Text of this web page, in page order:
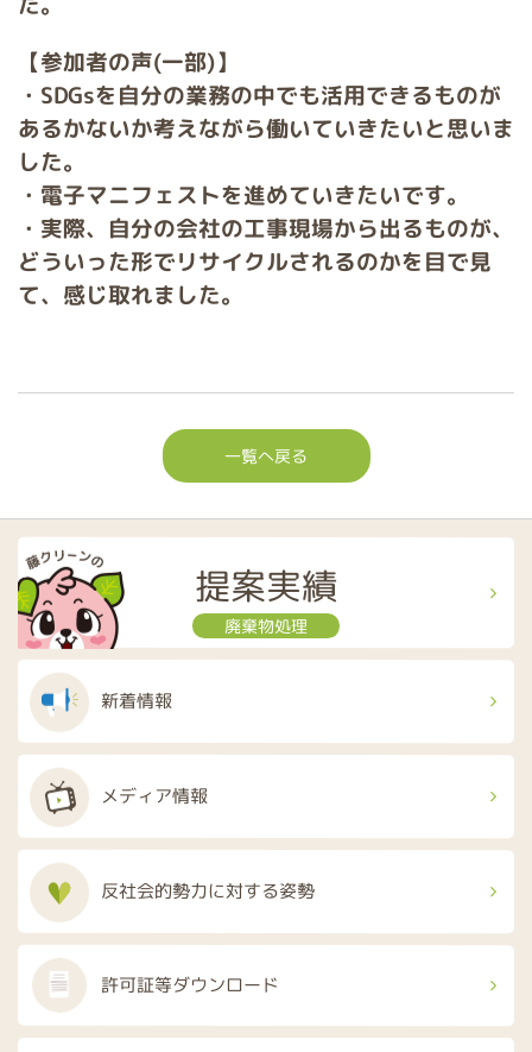
【参加者の声(一部)】
・SDGsを自分の業務の中でも活用できるものが
あるかないか考えながら働いていきたいと思いま
した。
・電子マニフェストを進めていきたいです。
・実際、自分の会社の工事現場から出るものが、
どういった形でリサイクルされるのかを目で見
て、感じ取れました。
一覧へ戻る
提案実績
廃棄物処理
新着情報
メディア情報
反社会的勢力に対する姿勢
許可証等ダウンロード